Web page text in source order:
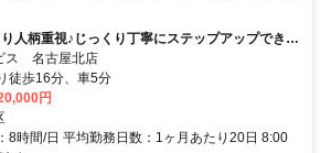
人柄重視♪じっくり丁寧にステップアップできる
ス 名古屋北店
徒歩16分、車5分
円
8時間/日 平均勤務日数：1ヶ月あたり20日 8:00